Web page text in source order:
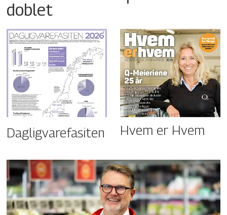
doblet
Dagligvarefasiten Hvem er Hvem